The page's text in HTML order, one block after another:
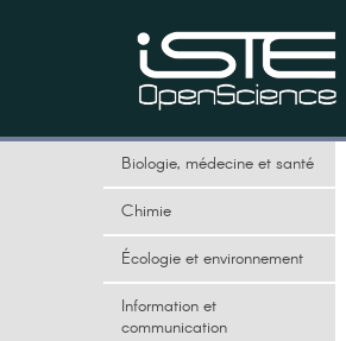
Biologie, médecine et santé
Chimie
Écologie et environnement
Information et
communication